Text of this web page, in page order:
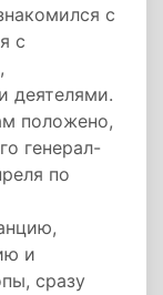
с
с
деятелями.
положено,
генерал-
по
и
сразу